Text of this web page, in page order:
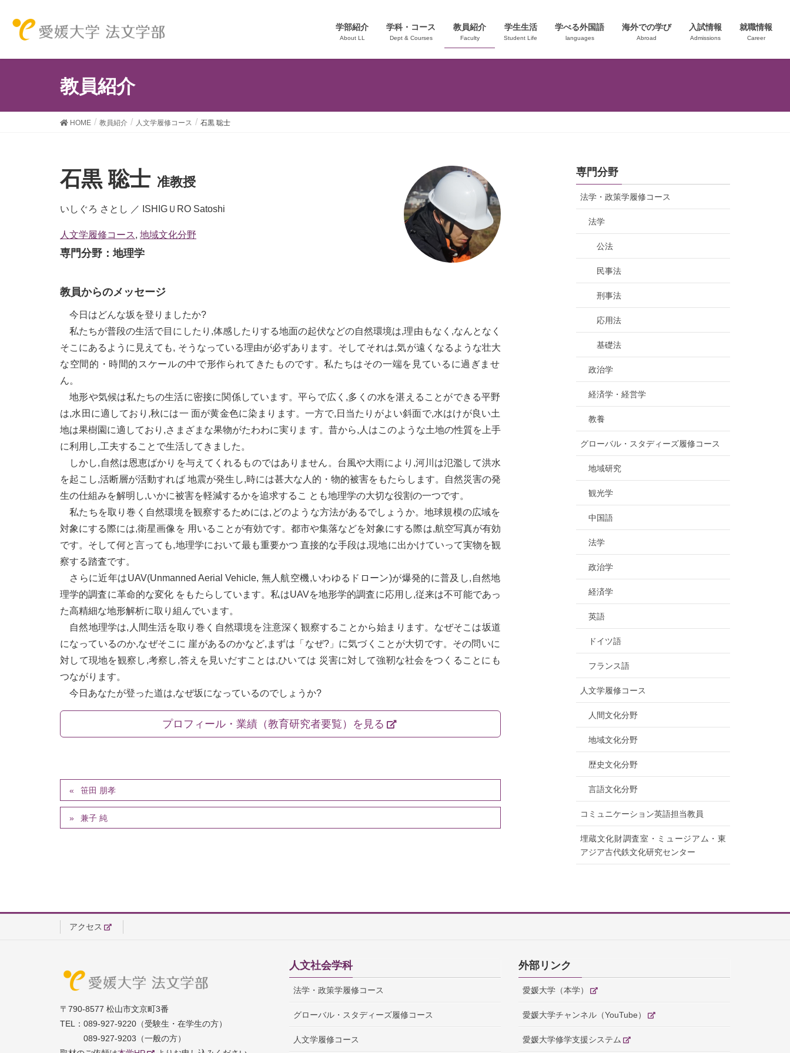
学部紹介
About LL
学科・コース
Dept & Courses
教員紹介
Faculty
学生生活
Student Life
学べる外国語
languages
海外での学び
Abroad
入試情報
Admissions
就職情報
Career
教員紹介
HOME 教員紹介 人文学履修コース 石黒 聡士
石黒 聡士 准教授
いしぐろ さとし ／ ISHIGＵRO Satoshi
人文学履修コース, 地域文化分野
専門分野：地理学
教員からのメッセージ
今日はどんな坂を登りましたか?
私たちが普段の生活で目にしたり,体感したりする地面の起伏などの自然環境は,理由もなく,なんとなく
そこにあるように見えても, そうなっている理由が必ずあります。そしてそれは,気が遠くなるような壮大
な空間的・時間的スケールの中で形作られてきたものです。私たちはその一端を見ているに過ぎませ
ん。
地形や気候は私たちの生活に密接に関係しています。平らで広く,多くの水を湛えることができる平野
は,水田に適しており,秋には一 面が黄金色に染まります。一方で,日当たりがよい斜面で,水はけが良い土
地は果樹園に適しており,さまざまな果物がたわわに実りま す。昔から,人はこのような土地の性質を上手
に利用し,工夫することで生活してきました。
しかし,自然は恩恵ばかりを与えてくれるものではありません。台風や大雨により,河川は氾濫して洪水
を起こし,活断層が活動すれば 地震が発生し,時には甚大な人的・物的被害をもたらします。自然災害の発
生の仕組みを解明し,いかに被害を軽減するかを追求するこ とも地理学の大切な役割の一つです。
私たちを取り巻く自然環境を観察するためには,どのような方法があるでしょうか。地球規模の広域を
対象にする際には,衛星画像を 用いることが有効です。都市や集落などを対象にする際は,航空写真が有効
です。そして何と言っても,地理学において最も重要かつ 直接的な手段は,現地に出かけていって実物を観
察する踏査です。
さらに近年はUAV(Unmanned Aerial Vehicle, 無人航空機,いわゆるドローン)が爆発的に普及し,自然地
理学的調査に革命的な変化 をもたらしています。私はUAVを地形学的調査に応用し,従来は不可能であっ
た高精細な地形解析に取り組んでいます。
自然地理学は,人間生活を取り巻く自然環境を注意深く観察することから始まります。なぜそこは坂道
になっているのか,なぜそこに 崖があるのかなど,まずは「なぜ?」に気づくことが大切です。その問いに
対して現地を観察し,考察し,答えを見いだすことは,ひいては 災害に対して強靭な社会をつくることにも
つながります。
今日あなたが登った道は,なぜ坂になっているのでしょうか?
プロフィール・業績（教育研究者要覧）を見る
笹田 朋孝
兼子 純
専門分野
法学・政策学履修コース
法学
公法
民事法
刑事法
応用法
基礎法
政治学
経済学・経営学
教養
グローバル・スタディーズ履修コース
地域研究
観光学
中国語
法学
政治学
経済学
英語
ドイツ語
フランス語
人文学履修コース
人間文化分野
地域文化分野
歴史文化分野
言語文化分野
コミュニケーション英語担当教員
埋蔵文化財調査室・ミュージアム・東
アジア古代鉄文化研究センター
アクセス
〒790-8577 松山市文京町3番
TEL： 089-927-9220（受験生・在学生の方）
089-927-9203（一般の方）
人文社会学科
法学・政策学履修コース
グローバル・スタディーズ履修コース
人文学履修コース
外部リンク
愛媛大学（本学）
愛媛大学チャンネル（YouTube）
愛媛大学修学支援システム